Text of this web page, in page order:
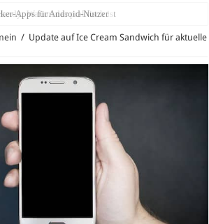
Apps für Android-Nutzer
Warum das praktisch ist
/ Update auf Ice Cream Sandwich für aktuelle